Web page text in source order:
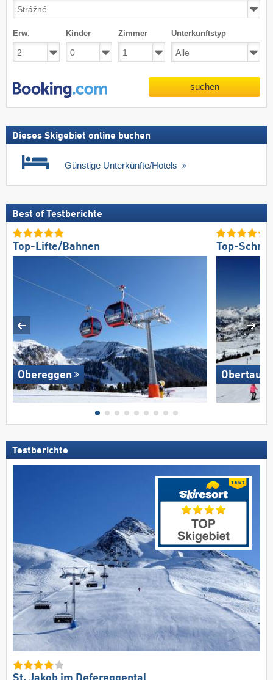
Erw. Kinder Zimmer Unterkunftstyp
suchen
Dieses Skigebiet online buchen
Günstige Unterkünfte/Hotels
Best of Testberichte
Top-Lifte/Bahnen
Obereggen
Top-
Testberichte